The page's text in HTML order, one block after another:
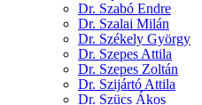
Dr. Szabó Endre
Dr. Szalai Milán
Dr. Székely György
Dr. Szepes Attila
Dr. Szepes Zoltán
Dr. Szijártó Attila
Dr. Szücs Ákos